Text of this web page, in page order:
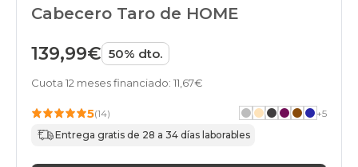
cabeceros
marron
cabeceros
black-
Cabecero Taro de HOME
139,99€ 50% dto.
Cuota 12 meses financiado: 11,67€
5(14) +5
Entrega gratis de 28 a 34 días laborables